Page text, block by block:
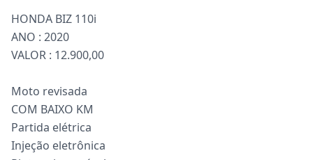
HONDA BIZ 110i
ANO : 2020
VALOR : 12.900,00
Moto revisada
COM BAIXO KM
Partida elétrica
Injeção eletrônica